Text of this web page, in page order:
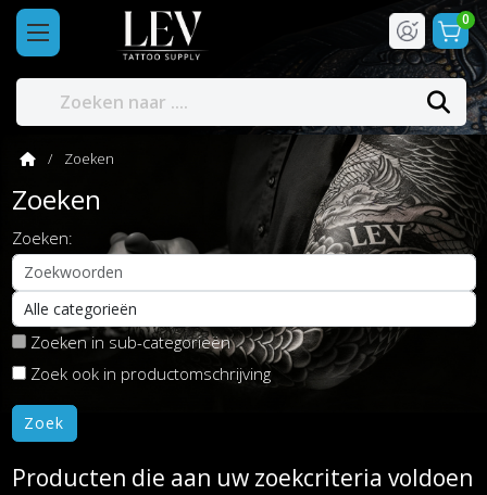
0
Zoeken
Zoeken
Zoeken:
Zoeken in sub-categorieën
Zoek ook in productomschrijving
Producten die aan uw zoekcriteria voldoen